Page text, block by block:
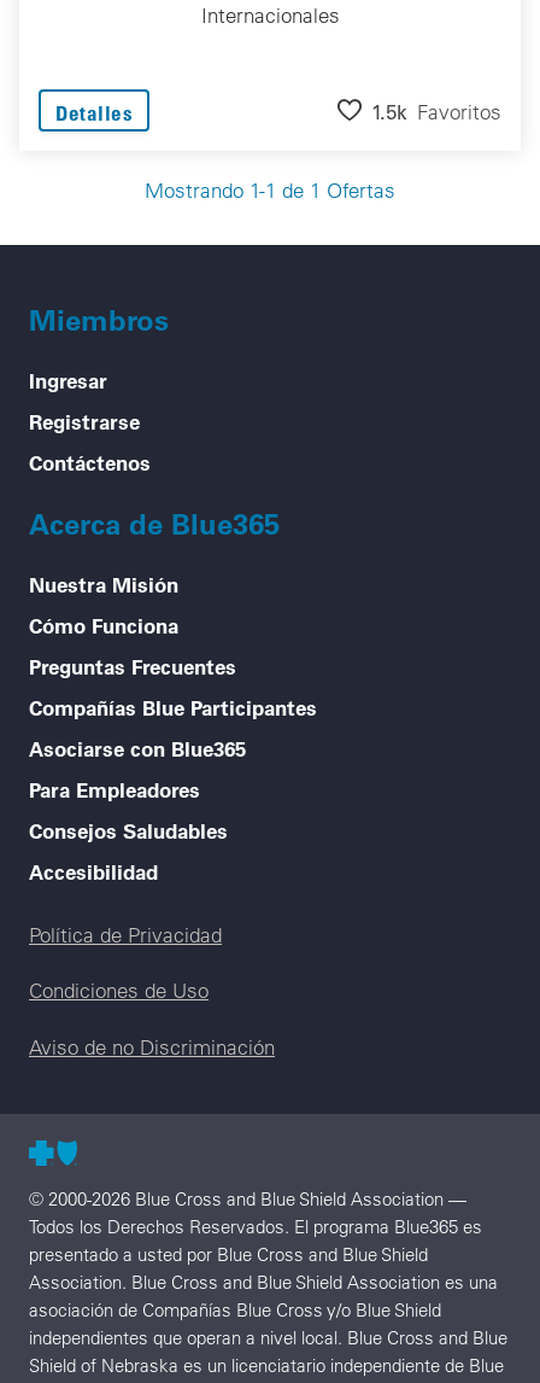
Internacionales
Detalles 1.5k Favoritos
Mostrando 1-1 de 1 Ofertas
Miembros
Ingresar
Registrarse
Contáctenos
Acerca de Blue365
Nuestra Misión
Cómo Funciona
Preguntas Frecuentes
Compañías Blue Participantes
Asociarse con Blue365
Para Empleadores
Consejos Saludables
Accesibilidad
Legal menu
Política de Privacidad
Condiciones de Uso
Aviso de no Discriminación
© 2000-2026 Blue Cross and Blue Shield Association —
Todos los Derechos Reservados. El programa Blue365 es
presentado a usted por Blue Cross and Blue Shield
Association. Blue Cross and Blue Shield Association es una
asociación de Compañías Blue Cross y/o Blue Shield
independientes que operan a nivel local. Blue Cross and Blue
Shield of Nebraska es un licenciatario independiente de Blue